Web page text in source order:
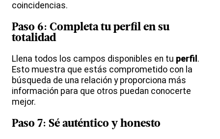
coincidencias.
Paso 6: Completa tuperfil en su
totalidad
Llena todos los campos disponibles en tu perfil .
Esto muestra que estás comprometido con la
búsqueda de una relación y proporciona más
información para que otros puedan conocerte
mejor.
Paso 7: Sé auténtico y honesto